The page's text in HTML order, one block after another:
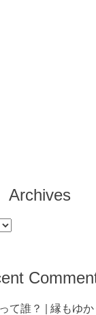
Archives
て誰？ | 縁もゆか